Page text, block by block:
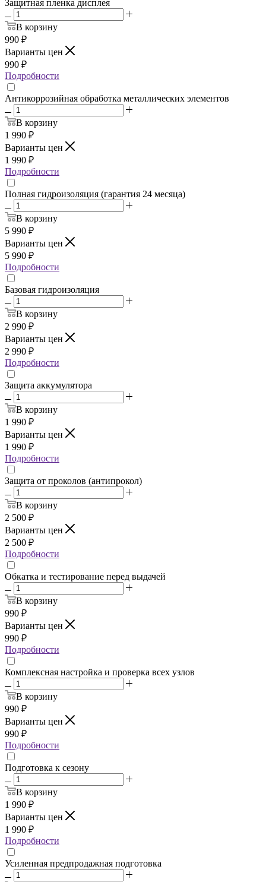
Защитная пленка дисплея
В корзину
990 ₽
Варианты цен
990 ₽
Подробности
Антикоррозийная обработка металлических элементов
В корзину
1 990 ₽
Варианты цен
1 990 ₽
Подробности
Полная гидроизоляция (гарантия 24 месяца)
В корзину
5 990 ₽
Варианты цен
5 990 ₽
Подробности
Базовая гидроизоляция
В корзину
2 990 ₽
Варианты цен
2 990 ₽
Подробности
Защита аккумулятора
В корзину
1 990 ₽
Варианты цен
1 990 ₽
Подробности
Защита от проколов (антипрокол)
В корзину
2 500 ₽
Варианты цен
2 500 ₽
Подробности
Обкатка и тестирование перед выдачей
В корзину
990 ₽
Варианты цен
990 ₽
Подробности
Комплексная настройка и проверка всех узлов
В корзину
990 ₽
Варианты цен
990 ₽
Подробности
Подготовка к сезону
В корзину
1 990 ₽
Варианты цен
1 990 ₽
Подробности
Усиленная предпродажная подготовка